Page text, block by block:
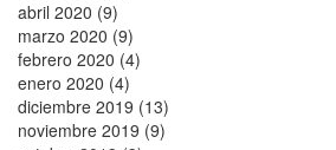
abril 2020 (9)
marzo 2020 (9)
febrero 2020 (4)
enero 2020 (4)
diciembre 2019 (13)
noviembre 2019 (9)